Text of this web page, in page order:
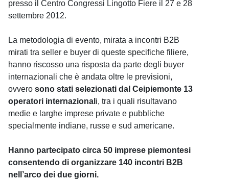
presso il Centro Congressi Lingotto Fiere il 27 e 28
settembre 2012.
La metodologia di evento, mirata a incontri B2B
mirati tra seller e buyer di queste specifiche filiere,
hanno riscosso una risposta da parte degli buyer
internazionali che è andata oltre le previsioni,
ovvero sono stati selezionati dal Ceipiemonte 13
operatori internazional i, tra i quali risultavano
medie e larghe imprese private e pubbliche
specialmente indiane, russe e sud americane.
Hanno partecipato circa 50 imprese piemontesi
consentendo di organizzare 140 incontri B2B
nell’arco dei due giorni.